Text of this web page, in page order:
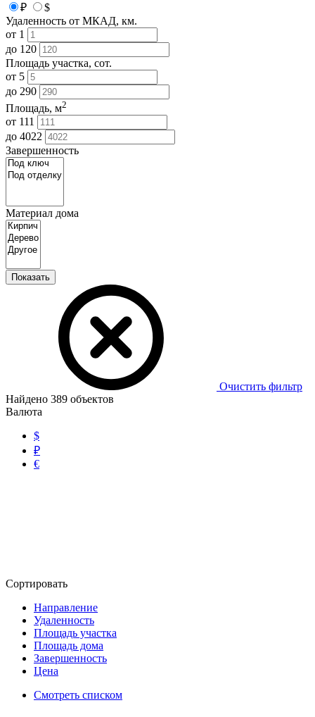
₽
$
Удаленность от МКАД, км.
от 1
до 120
Площадь участка, сот.
от 5
до 290
Площадь, м2
от 111
до 4022
Завершенность
Материал дома
Показать
Очистить фильтр
Найдено 389 объектов
Валюта
$
₽
€
Сортировать
Направление
Удаленность
Площадь участка
Площадь дома
Завершенность
Цена
Смотреть списком